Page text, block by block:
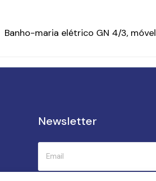
Banho-maria elétrico GN 4/3, móvel
Newsletter